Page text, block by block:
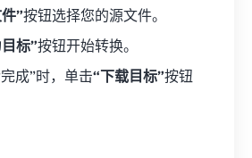
”按钮选择您的源文件。
标”按钮开始转换。
成”时，单击“下载目标”按钮